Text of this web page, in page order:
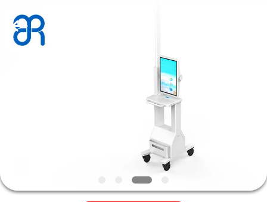
वीआर
दिखाएँ
RFID
Technology
Co.,LTD..
Rights